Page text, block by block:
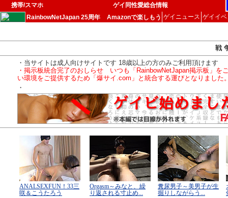
携帯/スマホ
ゲイ同性愛総合情報
RainbowNetJapan 25周年
Amazonで楽しもう ゲイニュース ゲイイ
戦
・当サイトは成人向けサイトです 18歳以上の方のみご利用頂けます
・掲示板統合完了のおしらせ いつも「RainbowNetJapan掲示板」を
い環境をご提供するため「爆サイ.com」と統合する運びとなりました
・